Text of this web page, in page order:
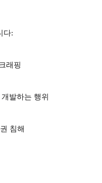
다:
래핑
발하는 행위
침해